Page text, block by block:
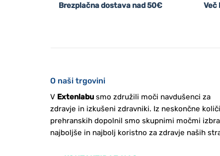
Brezplačna dostava nad 50€ Več
O naši trgovini
V Extenlabusmo združili moči navdušenci za
zdravje in izkušeni zdravniki. Iz neskončne
prehranskih dopolnil smo skupnimi močmi
najboljše in najbolj koristno za zdravje naših